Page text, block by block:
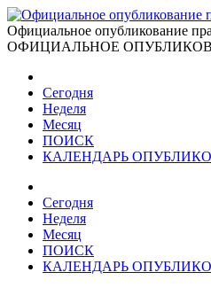
Официальное опубликование
ОФИЦИАЛЬНОЕ
Сегодня
Неделя
Месяц
ПОИСК
КАЛЕНДАРЬ
Сегодня
Неделя
Месяц
ПОИСК
КАЛЕНДАРЬ